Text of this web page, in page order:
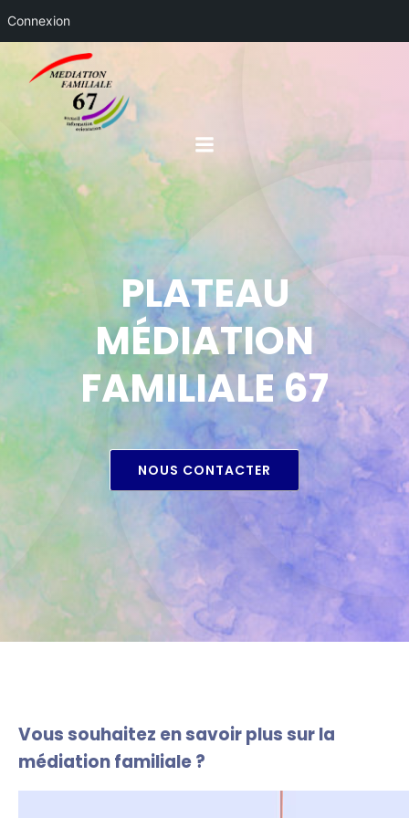
Connexion
PLATEAU
MÉDIATION
FAMILIALE 67
NOUS CONTACTER
Vous souhaitez en savoir plus sur la
médiation familiale ?